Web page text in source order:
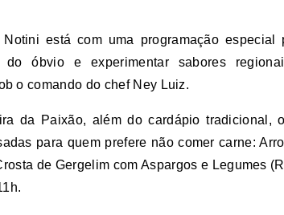
do óbvio e experimentar sabores
o comando do chef Ney Luiz.
da Paixão, além do cardápio tradicional,
para quem prefere não comer carne:
de Gergelim com Aspargos e Legumes